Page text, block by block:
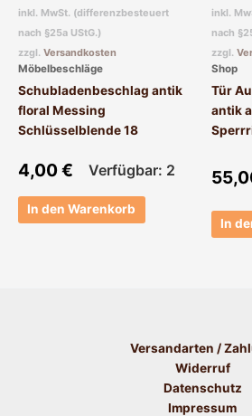
inkl. MwSt. (differenzbesteuert
nach §25a UStG.)
zzgl. Versandkosten
Möbelbeschläge
Schubladenbeschlag antik
floral Messing
Schlüsselblende 18
4,00€ Verfügbar: 2
In den Warenkorb
inkl.
nach
zzgl.
Shop
Tür
antik
In
Versandarten /
Widerruf
Datenschutz
Impressum